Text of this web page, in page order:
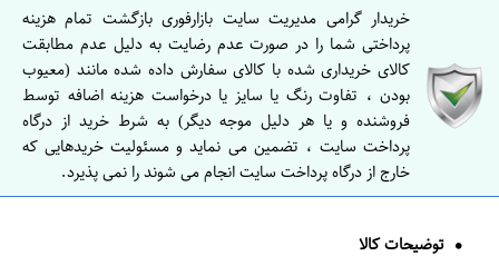
خریدار گرامی مدیریت سایت بازارفوری بازگشت تمام هزینه
پرداختی شما را در صورت عدم رضایت به دلیل عدم مطابقت
کالای خریداری شده با کالای سفارش داده شده مانند (معیوب
بودن ، تفاوت رنگ یا سایز یا درخواست هزینه اضافه توسط
فروشنده و یا هر دلیل موجه دیگر) به شرط خرید از درگاه
پرداخت سایت ، تضمین می نماید و مسئولیت خریدهایی که
خارج از درگاه پرداخت سایت انجام می شوند را نمی پذیرد.
توضیحات کالا